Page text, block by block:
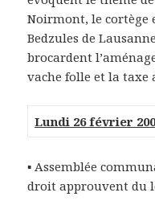
Noirmont, le cortège
Bedzules de
brocardent
vache folle et la taxe
Lundi 26 février
▪ Assemblée
droit approuvent du